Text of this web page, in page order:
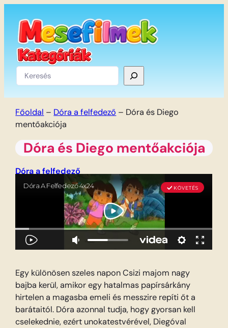
tartalomhoz
Keresés
Főoldal – Dóra a felfedező – Dóra és Diego
mentőakciója
Dóra és Diego mentőakciója
Dóra a felfedező
Egy különösen szeles napon Csizi majom nagy
bajba kerül, amikor egy hatalmas papírsárkány
hirtelen a magasba emeli és messzire repíti őt a
barátaitól. Dóra azonnal tudja, hogy gyorsan kell
cselekednie, ezért unokatestvérével, Diegóval